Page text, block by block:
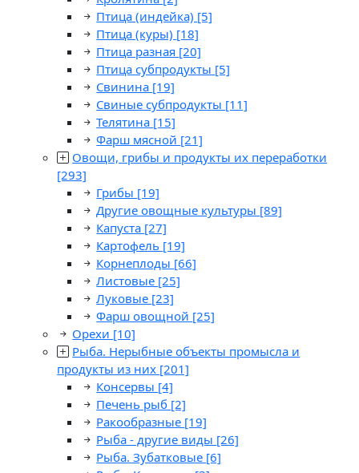
Птица (индейка) [5]
Птица (куры) [18]
Птица разная [20]
Птица субпродукты [5]
Свинина [19]
Свиные субпродукты [11]
Телятина [15]
Фарш мясной [21]
Овощи, грибы и продукты их переработки
[293]
Грибы [19]
Другие овощные культуры [89]
Капуста [27]
Картофель [19]
Корнеплоды [66]
Листовые [25]
Луковые [23]
Фарш овощной [25]
Орехи [10]
Рыба. Нерыбные объекты промысла и
продукты из них [201]
Консервы [4]
Печень рыб [2]
Ракообразные [19]
Рыба - другие виды [26]
Рыба. Зубатковые [6]